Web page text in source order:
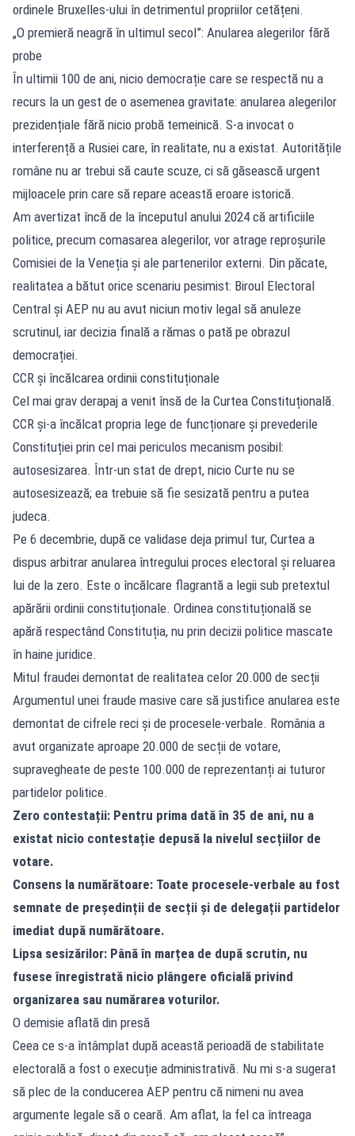
ordinele Bruxelles-ului în detrimentul propriilor cetățeni.
„O premieră neagră în ultimul secol”: Anularea alegerilor fără
probe
În ultimii 100 de ani, nicio democrație care se respectă nu a
recurs la un gest de o asemenea gravitate: anularea alegerilor
prezidențiale fără nicio probă temeinică. S-a invocat o
interferență a Rusiei care, în realitate, nu a existat. Autoritățile
române nu ar trebui să caute scuze, ci să găsească urgent
mijloacele prin care să repare această eroare istorică.
Am avertizat încă de la începutul anului 2024 că artificiile
politice, precum comasarea alegerilor, vor atrage reproșurile
Comisiei de la Veneția și ale partenerilor externi. Din păcate,
realitatea a bătut orice scenariu pesimist: Biroul Electoral
Central și AEP nu au avut niciun motiv legal să anuleze
scrutinul, iar decizia finală a rămas o pată pe obrazul
democrației.
CCR și încălcarea ordinii constituționale
Cel mai grav derapaj a venit însă de la Curtea Constituțională.
CCR și-a încălcat propria lege de funcționare și prevederile
Constituției prin cel mai periculos mecanism posibil:
autosesizarea. Într-un stat de drept, nicio Curte nu se
autosesizează; ea trebuie să fie sesizată pentru a putea
judeca.
Pe 6 decembrie, după ce validase deja primul tur, Curtea a
dispus arbitrar anularea întregului proces electoral și reluarea
lui de la zero. Este o încălcare flagrantă a legii sub pretextul
apărării ordinii constituționale. Ordinea constituțională se
apără respectând Constituția, nu prin decizii politice mascate
în haine juridice.
Mitul fraudei demontat de realitatea celor 20.000 de secții
Argumentul unei fraude masive care să justifice anularea este
demontat de cifrele reci și de procesele-verbale. România a
avut organizate aproape 20.000 de secții de votare,
supravegheate de peste 100.000 de reprezentanți ai tuturor
partidelor politice.
Zero contestații: Pentru prima dată în 35 de ani, nu a
existat nicio contestație depusă la nivelul secțiilor de
votare.
Consens la numărătoare: Toate procesele-verbale au fost
semnate de președinții de secții și de delegații partidelor
imediat după numărătoare.
Lipsa sesizărilor: Până în marțea de după scrutin, nu
fusese înregistrată nicio plângere oficială privind
organizarea sau numărarea voturilor.
O demisie aflată din presă
Ceea ce s-a întâmplat după această perioadă de stabilitate
electorală a fost o execuție administrativă. Nu mi s-a sugerat
să plec de la conducerea AEP pentru că nimeni nu avea
argumente legale să o ceară. Am aflat, la fel ca întreaga